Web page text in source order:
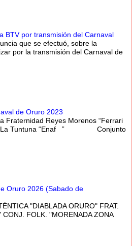
BTV por transmisión del Carnaval
que se efectuó, sobre la
por la transmisión del Carnaval de
de Oruro 2023
Fraternidad Reyes Morenos “Ferrari
De La Tuntuna “Enaf ” Conjunto
Oruro 2026 (Sabado de
"DIABLADA ORURO" FRAT.
FOLK. "MORENADA ZONA